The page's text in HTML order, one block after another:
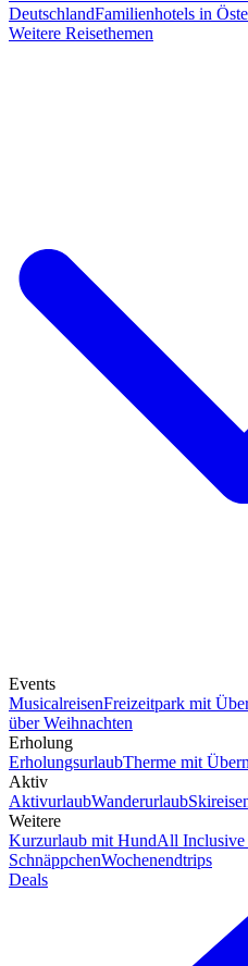
DeutschlandFamilienhotels in
Weitere Reisethemen
Events
MusicalreisenFreizeitpark mit
über Weihnachten
Erholung
ErholungsurlaubTherme mit
Aktiv
AktivurlaubWanderurlaub
Weitere
Kurzurlaub mit HundAll
SchnäppchenWochenendtrips
Deals